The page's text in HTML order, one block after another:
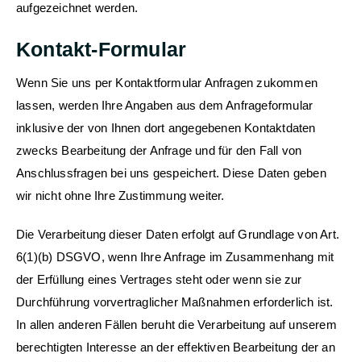
aufgezeichnet werden.
Kontakt-Formular
Wenn Sie uns per Kontaktformular Anfragen zukommen
lassen, werden Ihre Angaben aus dem Anfrageformular
inklusive der von Ihnen dort angegebenen Kontaktdaten
zwecks Bearbeitung der Anfrage und für den Fall von
Anschlussfragen bei uns gespeichert. Diese Daten geben
wir nicht ohne Ihre Zustimmung weiter.
Die Verarbeitung dieser Daten erfolgt auf Grundlage von Art.
6(1)(b) DSGVO, wenn Ihre Anfrage im Zusammenhang mit
der Erfüllung eines Vertrages steht oder wenn sie zur
Durchführung vorvertraglicher Maßnahmen erforderlich ist.
In allen anderen Fällen beruht die Verarbeitung auf unserem
berechtigten Interesse an der effektiven Bearbeitung der an